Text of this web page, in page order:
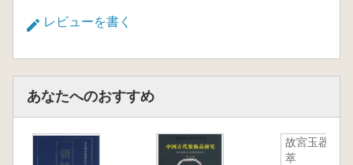
これにより、中華民族の優れた文化遺産の発
合および両民族関係のさらなる発展に貢献する
ものとなっています。
レビューを書く
あなたへのおすすめ
故宮玉器選
萃